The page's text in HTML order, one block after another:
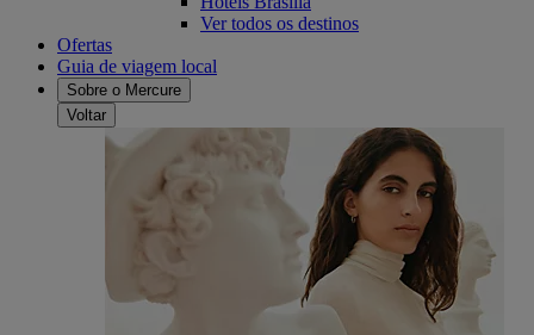
Ver todos os destinos
Ofertas
Guia de viagem local
Sobre o Mercure
Voltar